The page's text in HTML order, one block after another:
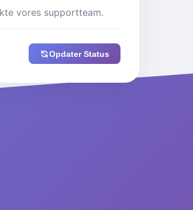
vores supportteam.
Opdater Status